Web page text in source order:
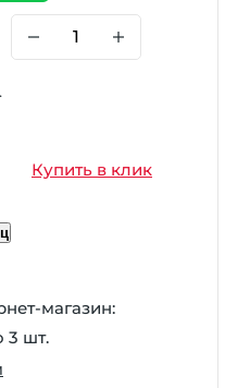
Купить в клик
магазин:
3 шт.